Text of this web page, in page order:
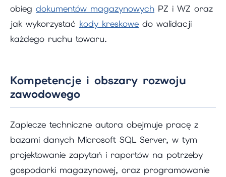
obieg dokumentów magazynowych PZ i WZ oraz
jak wykorzystać kody kreskowe do walidacji
każdego ruchu towaru.
Kompetencje i obszary rozwoju
zawodowego
Zaplecze techniczne autora obejmuje pracę z
bazami danych Microsoft SQL Server, w tym
projektowanie zapytań i raportów na potrzeby
gospodarki magazynowej, oraz programowanie